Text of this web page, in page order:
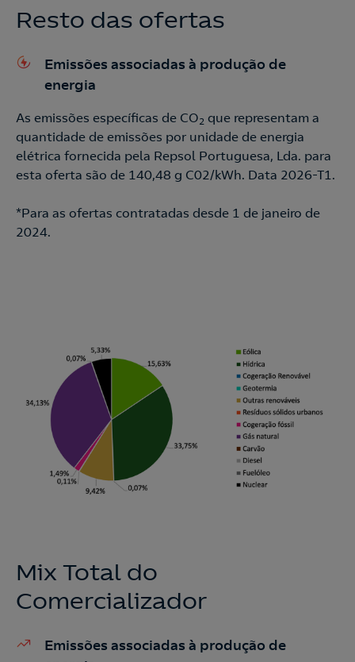
Resto das ofertas
Emissões associadas à produção de
energia
As emissões específicas de CO2 que representam a
quantidade de emissões por unidade de energia
elétrica fornecida pela Repsol Portuguesa, Lda. para
esta oferta são de 140,48 g C02/kWh. Data 2026-T1.
*Para as ofertas contratadas desde 1 de janeiro de
2024.
Mix Total do
Comercializador
Emissões associadas à produção de